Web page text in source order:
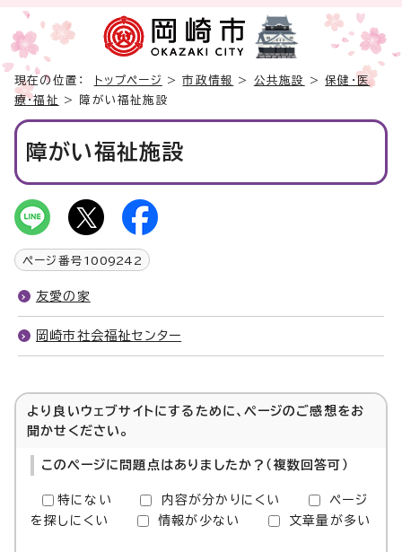
現在の位置： トップページ >市政情報 > 公共施設 >保健・医
療・福祉
> 障がい福祉施設
障がい福祉施設
ページ番号 1009242
友愛の家
岡崎市社会福祉センター
より良いウェブサイトにするために、ページのご感想をお
聞かせください。
このページに問題点はありましたか？（複数回答可）
特にない 内容が分かりにくい
ページ
を探しにくい
情報が少ない 文章量が多い